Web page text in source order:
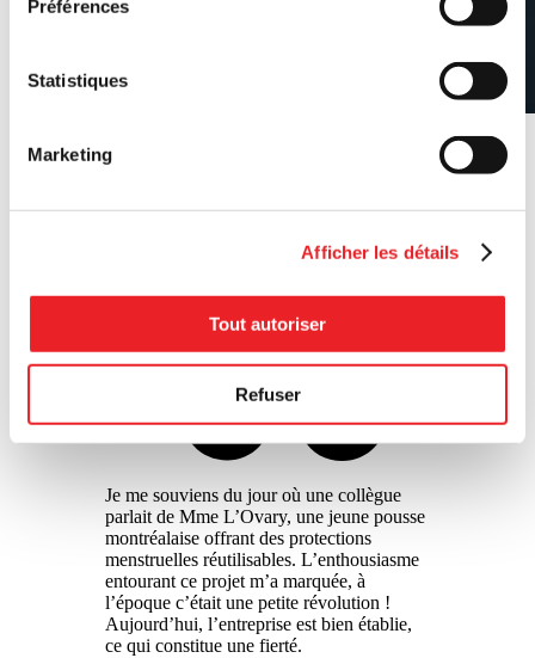
Préférences
Statistiques
Marketing
Afficher les détails
Tout autoriser
Refuser
Sandrine Cohen, Directrice
en économie sociale
Je me souviens du jour où une collègue
parlait de Mme L’Ovary, une jeune pousse
montréalaise offrant des protections
menstruelles réutilisables. L’enthousiasme
entourant ce projet m’a marquée, à
l’époque c’était une petite révolution !
Aujourd’hui, l’entreprise est bien établie,
ce qui constitue une fierté.